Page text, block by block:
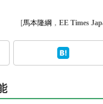
）
入門（EDN
[馬本隆綱 ， EE Times